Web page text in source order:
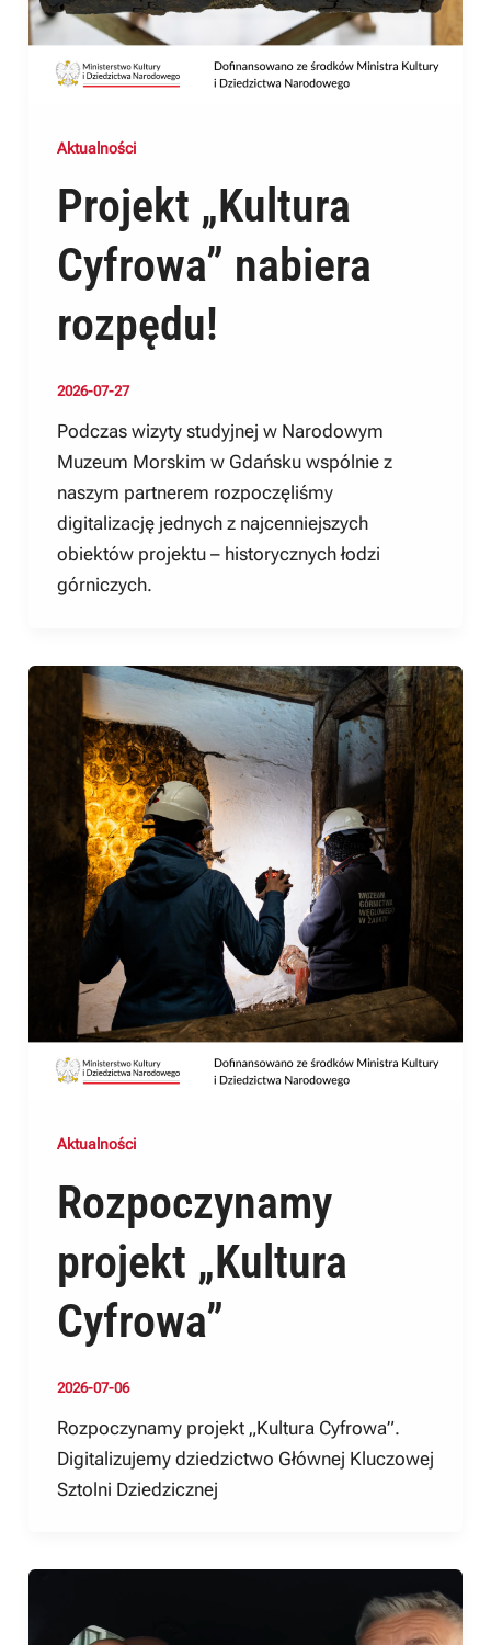
Aktualności
Projekt „Kultura
Cyfrowa” nabiera
rozpędu!
2026-07-27
Podczas wizyty studyjnej w Narodowym
Muzeum Morskim w Gdańsku wspólnie z
naszym partnerem rozpoczęliśmy
digitalizację jednych z najcenniejszych
obiektów projektu – historycznych łodzi
górniczych.
Aktualności
Rozpoczynamy
projekt „Kultura
Cyfrowa”
2026-07-06
Rozpoczynamy projekt „Kultura Cyfrowa”.
Digitalizujemy dziedzictwo Głównej Kluczowej
Sztolni Dziedzicznej